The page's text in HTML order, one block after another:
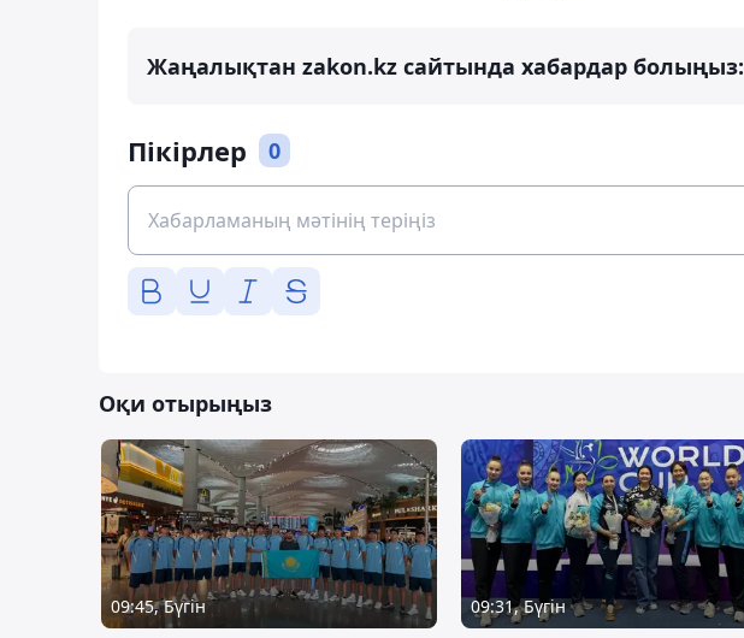
Жаңалықтан zakon.kz сайтында хабардар болыңыз:
Пікірлер 0
Оқи отырыңыз
09:45, Бүгін 09:31, Бүгін